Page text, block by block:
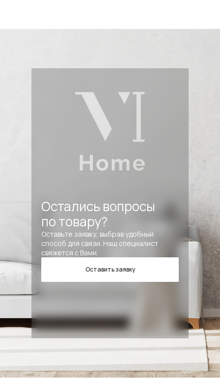
Остались вопросы
по товару?
Оставьте заявку, выбрав удобный
способ для связи. Наш специалист
свяжется с Вами.
Оставить заявку